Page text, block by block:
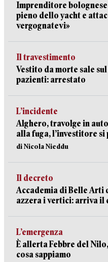
Imprenditore bolognese
pieno dello yacht e
vergognatevi»
Il travestimento
Vestito da morte sale
pazienti: arrestato
L’incidente
Alghero, travolge in
alla fuga, l’investitore
di Nicola Nieddu
Il decreto
Accademia di Belle Arti
azzera i vertici: arriva il
L’emergenza
È allerta Febbre del
cosa sappiamo